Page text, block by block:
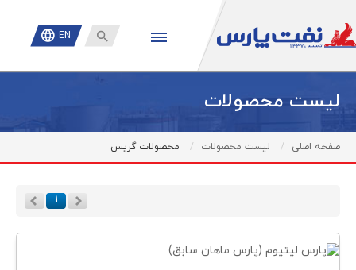
 EN
لیست محصولات
صفحه اصلی لیست محصولات محصولات گریس
۱